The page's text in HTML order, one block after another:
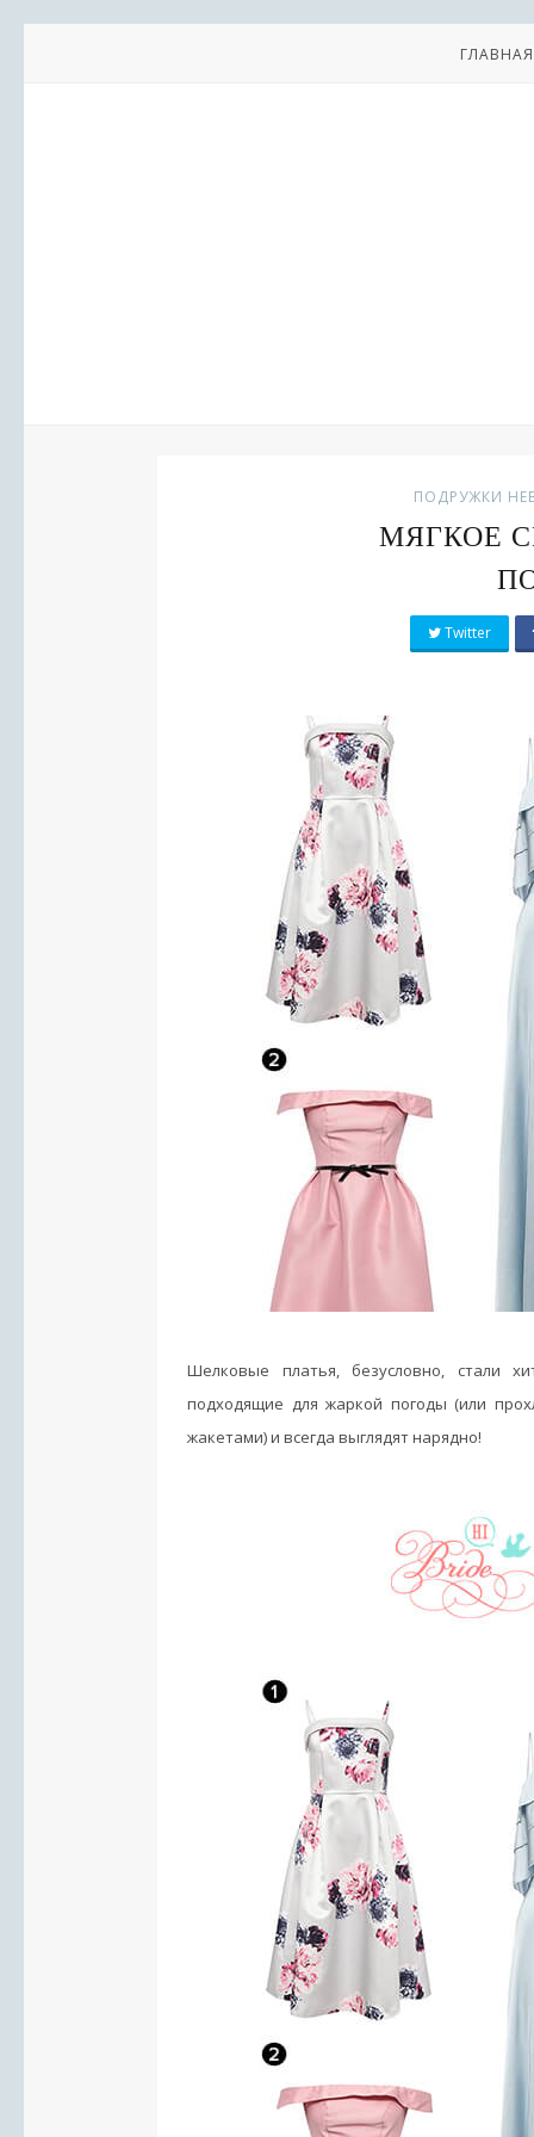
ГЛАВНАЯ
ПОДРУЖКИ
МЯГКОЕ
Twitter
Шелковые платья, безусловно, стали
подходящие для жаркой погоды (или
жакетами) и всегда выглядят нарядно!